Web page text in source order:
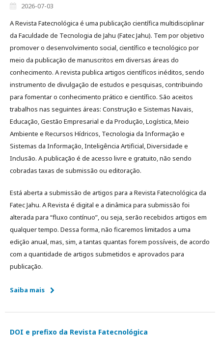
2026-07-03
A Revista Fatecnológica é uma publicação científica multidisciplinar
da Faculdade de Tecnologia de Jahu (Fatec Jahu). Tem por objetivo
promover o desenvolvimento social, científico e tecnológico por
meio da publicação de manuscritos em diversas áreas do
conhecimento. A revista publica artigos científicos inéditos, sendo
instrumento de divulgação de estudos e pesquisas, contribuindo
para fomentar o conhecimento prático e científico. São aceitos
trabalhos nas seguintes áreas: Construção e Sistemas Navais,
Educação, Gestão Empresarial e da Produção, Logística, Meio
Ambiente e Recursos Hídricos, Tecnologia da Informação e
Sistemas da Informação, Inteligência Artificial, Diversidade e
Inclusão. A publicação é de acesso livre e gratuito, não sendo
cobradas taxas de submissão ou editoração.
Está aberta a submissão de artigos para a Revista Fatecnológica da
Fatec Jahu. A Revista é digital e a dinâmica para submissão foi
alterada para “fluxo contínuo”, ou seja, serão recebidos artigos em
qualquer tempo. Dessa forma, não ficaremos limitados a uma
edição anual, mas, sim, a tantas quantas forem possíveis, de acordo
com a quantidade de artigos submetidos e aprovados para
publicação.
Saiba mais
DOI e prefixo da Revista Fatecnológica